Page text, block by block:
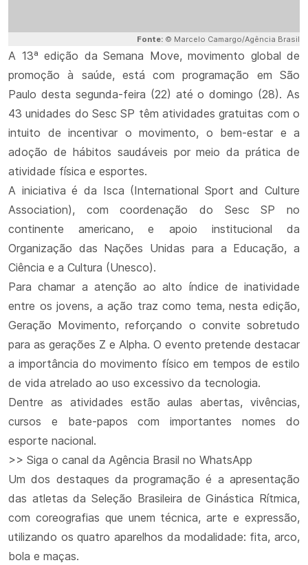
Fonte: © Marcelo Camargo/Agência Brasil
A 13ª edição da Semana Move, movimento global de
promoção à saúde, está com programação em São
Paulo desta segunda-feira (22) até o domingo (28). As
43 unidades do Sesc SP têm atividades gratuitas com o
intuito de incentivar o movimento, o bem-estar e a
adoção de hábitos saudáveis por meio da prática de
atividade física e esportes.
A iniciativa é da Isca (International Sport and Culture
Association), com coordenação do Sesc SP no
continente americano, e apoio institucional da
Organização das Nações Unidas para a Educação, a
Ciência e a Cultura (Unesco).
Para chamar a atenção ao alto índice de inatividade
entre os jovens, a ação traz como tema, nesta edição,
Geração Movimento, reforçando o convite sobretudo
para as gerações Z e Alpha. O evento pretende destacar
a importância do movimento físico em tempos de estilo
de vida atrelado ao uso excessivo da tecnologia.
Dentre as atividades estão aulas abertas, vivências,
cursos e bate-papos com importantes nomes do
esporte nacional.
>> Siga o canal da Agência Brasil no WhatsApp
Um dos destaques da programação é a apresentação
das atletas da Seleção Brasileira de Ginástica Rítmica,
com coreografias que unem técnica, arte e expressão,
utilizando os quatro aparelhos da modalidade: fita, arco,
bola e maças.